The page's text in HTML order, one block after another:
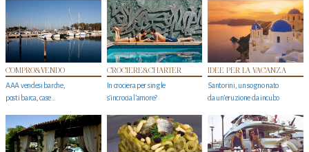
COMPRO&VENDO
AAA vendesi barche,
posti barca, case…
CROCIERE&CHARTER
In crociera per single
s'incrocia l’amore?
IDEE PER LA VACANZA
Santorini, un sogno nato
da un’eruzione da incubo